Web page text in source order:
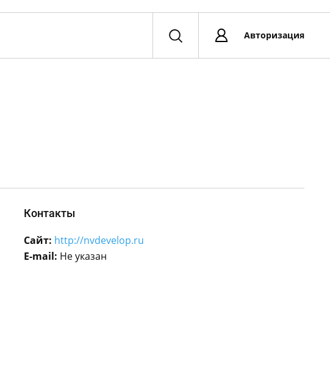
Авторизация
Контакты
Сайт: http://nvdevelop.ru
E-mail: Не указан